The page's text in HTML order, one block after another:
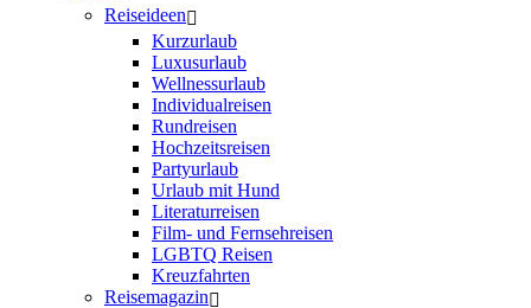
Reiseideen
Kurzurlaub
Luxusurlaub
Wellnessurlaub
Individualreisen
Rundreisen
Hochzeitsreisen
Partyurlaub
Urlaub mit Hund
Literaturreisen
Film- und Fernsehreisen
LGBTQ Reisen
Kreuzfahrten
Reisemagazin